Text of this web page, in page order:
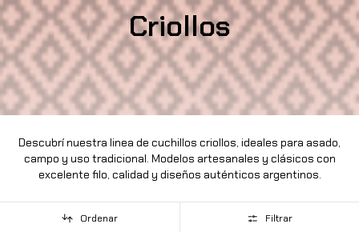
Criollos
Descubrí nuestra linea de cuchillos criollos, ideales para asado,
campo y uso tradicional. Modelos artesanales y clásicos con
excelente filo, calidad y diseños auténticos argentinos.
Ordenar Filtrar